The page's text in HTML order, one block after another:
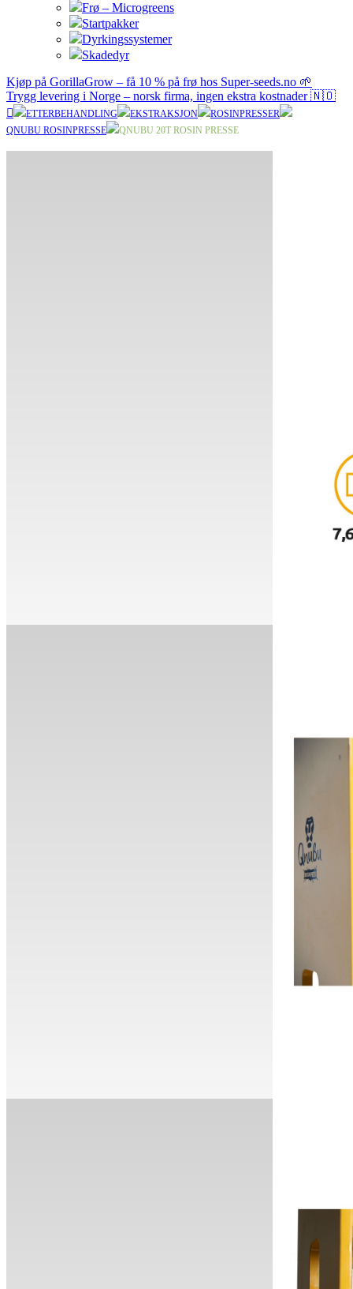
Frø – Microgreens
Startpakker
Dyrkingssystemer
Skadedyr
Kjøp på GorillaGrow – få 10 % på frø hos Super-seeds.no 🌱
Trygg levering i Norge – norsk firma, ingen ekstra kostnader 🇳🇴
ETTERBEHANDLING EKSTRAKSJON
ROSINPRESSER
QNUBU ROSINPRESSE
QNUBU 20T ROSIN PRESSE